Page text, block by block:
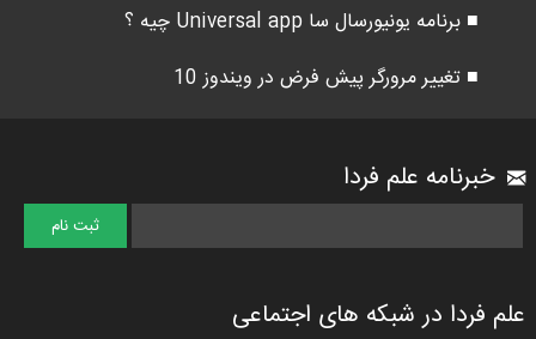
■ برنامه یونیورسال سا Universal app چیه ؟
■ تغییر مرورگر پیش فرض در ویندوز 10
خبرنامه علم فردا
علم فردا در شبکه های اجتماعی